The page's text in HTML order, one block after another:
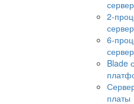
2-
6-
Blade
платы